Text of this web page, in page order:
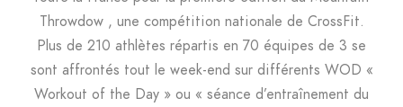
Throwdow , une compétition nationale de CrossFit.
Plus de 210 athlètes répartis en 70 équipes de 3 se
sont affrontés tout le week-end sur différents WOD «
Workout of the Day » ou « séance d’entraînement du